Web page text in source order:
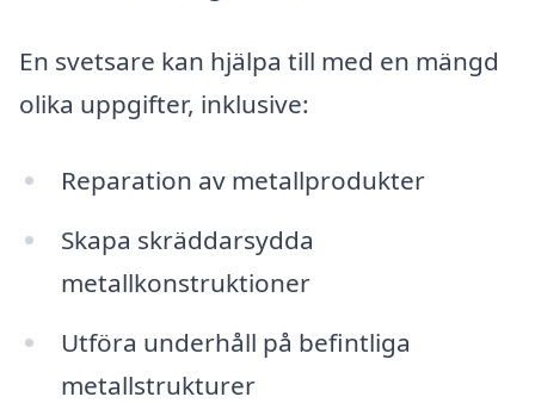
En svetsare kan hjälpa till med en mängd
olika uppgifter, inklusive:
Reparation av metallprodukter
Skapa skräddarsydda
metallkonstruktioner
Utföra underhåll på befintliga
metallstrukturer